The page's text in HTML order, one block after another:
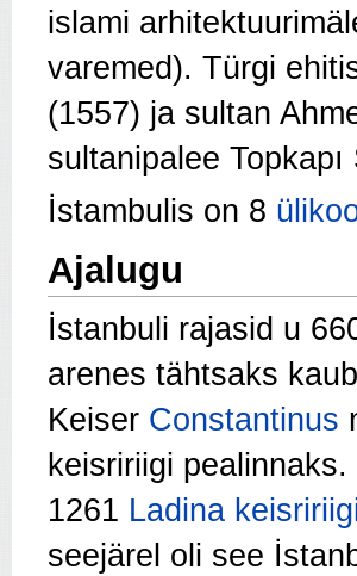
islami
varemed). Türgi
(1557) ja sultan
sultanipalee
İstambulis on 8
Ajalugu
İstanbuli rajasid u
arenes tähtsaks
Keiser Constantinus
keisririigi
1261 Ladina
seejärel oli see